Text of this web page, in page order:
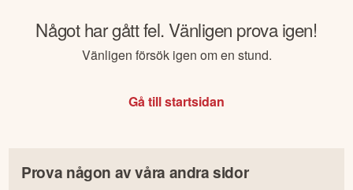
Något har gått fel. Vänligen prova igen!
Vänligen försök igen om en stund.
Gå till startsidan
Prova någon av våra andra sidor